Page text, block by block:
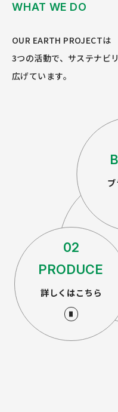
WHAT WE DO
OUR EARTH PROJECTは
3つの活動で、サステナビ
広げています。
02
PRODUCE
詳しくはこちら